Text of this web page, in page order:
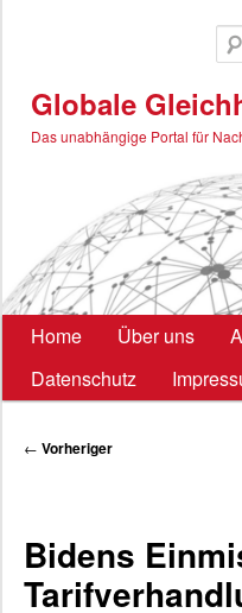
Globale
Das unabhängige Portal für
Hauptmenü
Home Über uns
Datenschutz
Beitragsnavigation
← Vorheriger
Bidens